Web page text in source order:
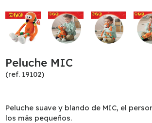
Peluche MIC
(ref. 19102)
Peluche suave y blando de MIC, el
los más pequeños.